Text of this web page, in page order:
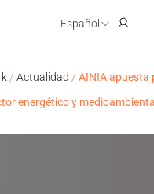
Español
/ Actualidad / AINIA apuesta
energético y medioambiental